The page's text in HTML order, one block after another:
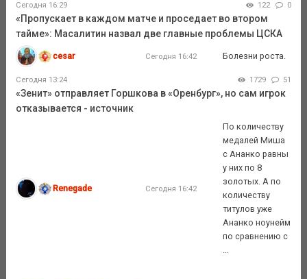
Сегодня 16:29 122 0
«Пропускает в каждом матче и проседает во втором
тайме»: Масалитин назвал две главные проблемы ЦСКА
cesar Сегодня 16:42 Болезни роста.
Сегодня 13:24 1729 51
«Зенит» отправляет Горшкова в «Оренбург», но сам игрок
отказывается - источник
Renegade Сегодня 16:42
По количеству
медалей Миша
с Ананко равны
у них по 8
золотых. А по
количеству
титулов уже
Ананко ноунейм
по сравнению с